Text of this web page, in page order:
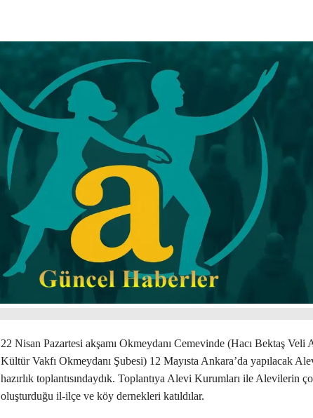
22 Nisan Pazartesi akşamı Okmeydanı Cemevinde (Hacı Bektaş Veli
Kültür Vakfı Okmeydanı Şubesi) 12 Mayısta Ankara’da yapılacak
hazırlık toplantısındaydık. Toplantıya Alevi Kurumları ile Alevilerin
oluşturduğu il-ilçe ve köy dernekleri katıldılar.